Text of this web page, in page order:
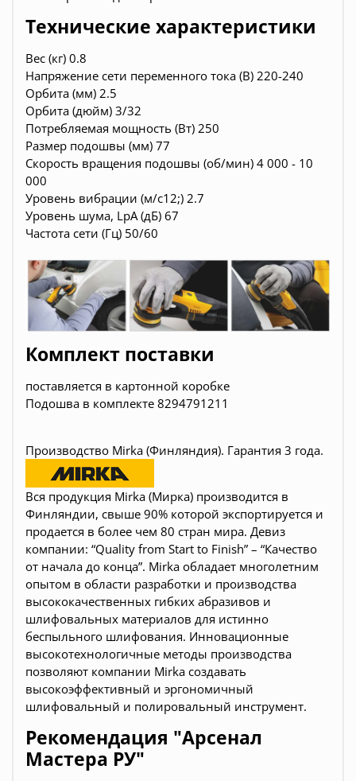
Технические характеристики
Вес (кг) 0.8
Напряжение сети переменного тока (В) 220-240
Орбита (мм) 2.5
Орбита (дюйм) 3/32
Потребляемая мощность (Вт) 250
Размер подошвы (мм) 77
Скорость вращения подошвы (об/мин) 4 000 - 10
000
Уровень вибрации (м/с12;) 2.7
Уровень шума, LpA (дБ) 67
Частота сети (Гц) 50/60
Комплект поставки
поставляется в картонной коробке
Подошва в комплекте 8294791211
Производство Mirka (Финляндия). Гарантия 3 года.
Вся продукция Mirka (Мирка) производится в
Финляндии, свыше 90% которой экспортируется и
продается в более чем 80 стран мира. Девиз
компании: “Quality from Start to Finish” – “Качество
от начала до конца”. Mirka обладает многолетним
опытом в области разработки и производства
высококачественных гибких абразивов и
шлифовальных материалов для истинно
беспыльного шлифования. Инновационные
высокотехнологичные методы производства
позволяют компании Mirka создавать
высокоэффективный и эргономичный
шлифовальный и полировальный инструмент.
Рекомендация "Арсенал
Мастера РУ"